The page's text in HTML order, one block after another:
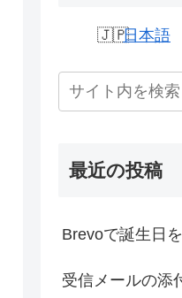
日本語
最近の投稿
Brevoで誕生日
受信メールの添